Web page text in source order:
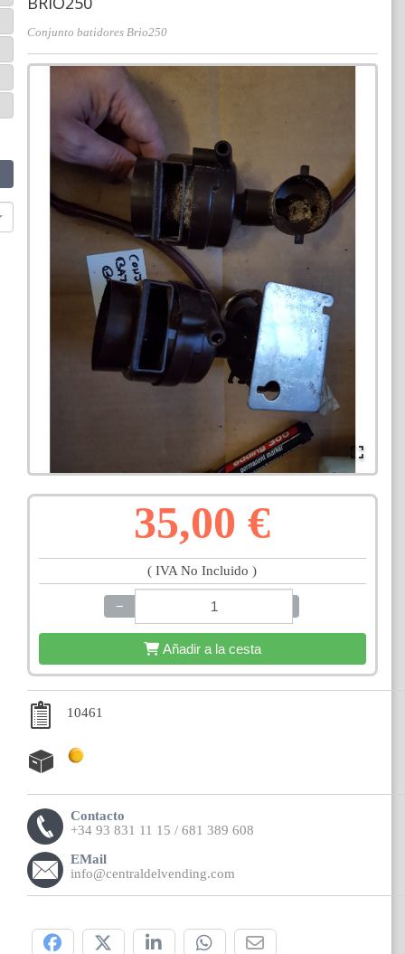
Conjunto batidores Brio250
35,00 €
( IVA No Incluido )
−
Añadir a la cesta
10461
Contacto
+34 93 831 11 15 / 681 389 608
EMail
info@centraldelvending.com